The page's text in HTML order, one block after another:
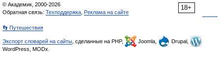
18+
© Академик, 2000-2026
Обратная связь: Техподдержка Реклама на сайте
👣 Путешествия
Экспорт словарей на сайты , сделанные на PHP, Joomla,
Drupal,
WordPress, MODx.